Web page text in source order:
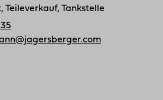
Teileverkauf, Tankstelle